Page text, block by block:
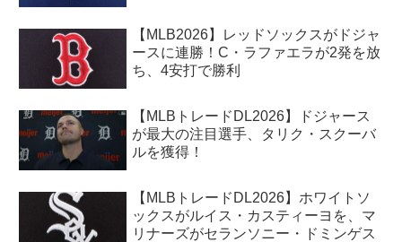
【MLB2026】レッドソックスがドジャ
ースに連勝！C・ラファエラが2発を放
ち、4安打で勝利
【MLBトレードDL2026】ドジャース
が最大の注目選手、タリク・スクーバ
ルを獲得！
【MLBトレードDL2026】ホワイトソ
ックスがルイス・カスティーヨを、マ
リナーズがセランソニー・ドミンゲス